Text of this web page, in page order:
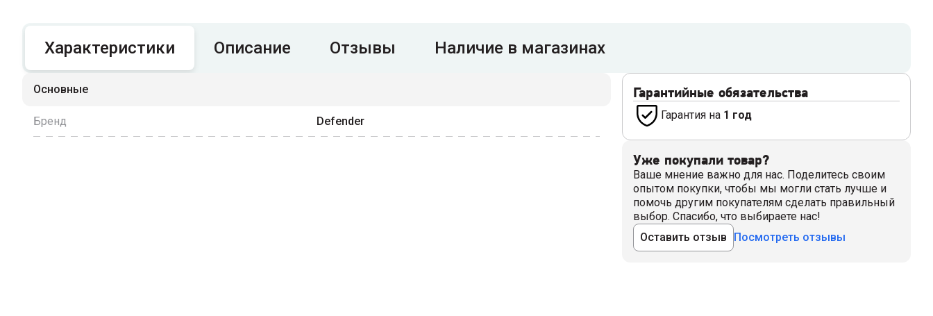
Характеристики Описание Отзывы Наличие в магазинах
Основные
Бренд Defender
Гарантийные обязательства
Гарантия на 1 год
Уже покупали товар?
Ваше мнение важно для нас. Поделитесь своим
опытом покупки, чтобы мы могли стать лучше и
помочь другим покупателям сделать правильный
выбор. Спасибо, что выбираете нас!
Оставить отзыв
Посмотреть отзывы